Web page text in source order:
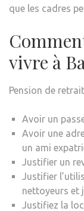
que les cadres
vivre à
Pension de
Avoir un
Avoir une
un ami
Justifier un
Justifier
nettoyeurs et
Justifiez la